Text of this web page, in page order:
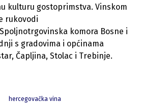
kulturu gostoprimstva. Vinskom
rukovodi
komora Bosne i
s gradovima i općinama
Čapljina, Stolac i Trebinje.
hercegovačka vina